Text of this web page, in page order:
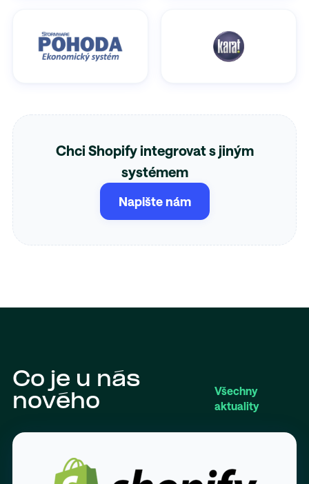
Chci Shopify integrovat s jiným
systémem
Napište nám
Co je u nás
nového
Všechny
aktuality